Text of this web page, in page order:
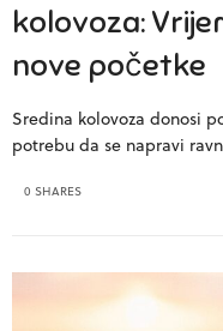
kolovoza:
nove početke
Sredina kolovoza donosi
potrebu da se napravi
0 SHARES